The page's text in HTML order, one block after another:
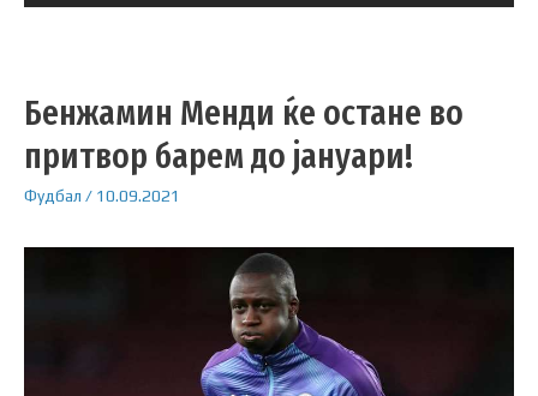
Бенжамин Менди ќе остане во
притвор барем до јануари!
Фудбал / 10.09.2021